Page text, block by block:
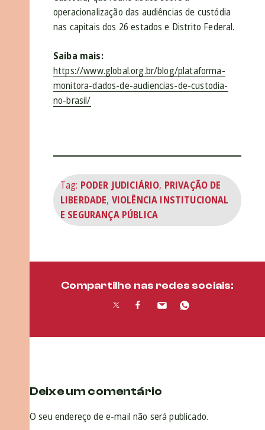
operacionalização das audiências de custódia
nas capitais dos 26 estados e Distrito Federal.
Saiba mais:
https://www.global.org.br/blog/plataforma-
monitora-dados-de-audiencias-de-custodia-
no-brasil/
Tag: PODER JUDICIÁRIO, PRIVAÇÃO DE
LIBERDADE, VIOLÊNCIA INSTITUCIONAL
E SEGURANÇA PÚBLICA
Compartilhe nas redes sociais:
Deixe um comentário
O seu endereço de e-mail não será publicado.